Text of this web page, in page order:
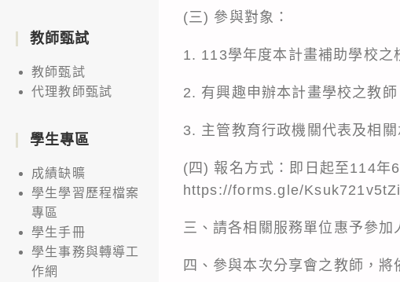
(三) 參與對象：
1. 113學年度本計畫補助學校之
2. 有興趣申辦本計畫學校之教師
3. 主管教育行政機關代表及相關
(四) 報名方式：即日起至114年
https://forms.gle/
三、請各相關服務單位惠予參加
四、參與本次分享會之教師，
教師甄試
教師甄試
代理教師甄試
學生專區
成績缺曠
學生學習歷程檔案
專區
學生手冊
學生事務與轉導工
作網